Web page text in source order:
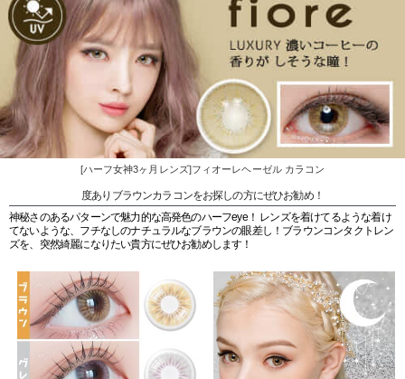
[ハーフ女神3ヶ月レンズ]フィオーレヘーゼル カラコン
度ありブラウンカラコンをお探しの方にぜひお勧め！
神秘さのあるパターンで魅力的な高発色のハーフeye！ レンズを着けてるような着け
てないような、フチなしのナチュラルなブラウンの眼差し！ブラウンコンタクトレン
ズを、突然綺麗になりたい貴方にぜひお勧めします！